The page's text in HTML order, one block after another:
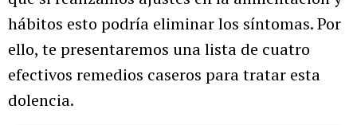
hábitos esto podría eliminar los síntomas. Por
ello, te presentaremos una lista de cuatro
efectivos remedios caseros para tratar esta
dolencia.